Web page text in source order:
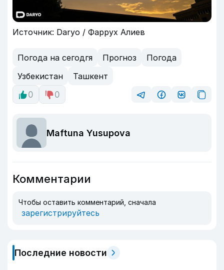
Источник: Daryo / Фаррух Алиев
Погода на сегодгя Прогноз
Погода
Узбекистан
Ташкент
0
0
Maftuna Yusupova
Комментарии
Чтобы оставить комментарий, сначала
зарегистрируйтесь
Последние новости